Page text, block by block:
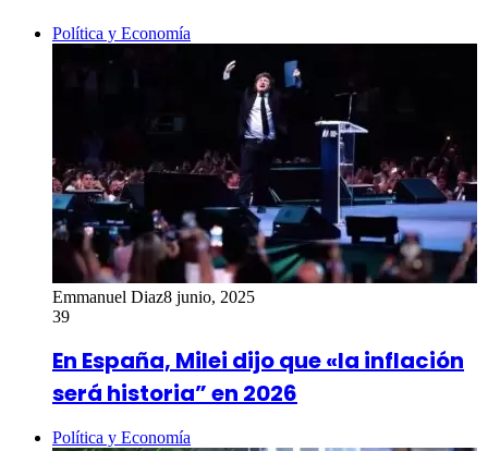
Política y Economía
Emmanuel Diaz8 junio, 2025
39
En España, Milei dijo que «la inflación
será historia” en 2026
Política y Economía